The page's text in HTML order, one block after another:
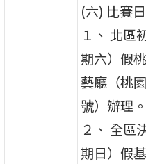
(六) 比賽
１、 北區
期六）假
藝廳（桃
號）辦理。
２、 全區
期日）假